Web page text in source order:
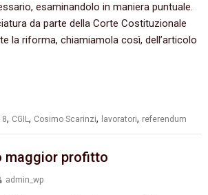
‬esaminandolo in maniera puntuale.‭
da parte della Corte Costituzionale
la riforma,‭ ‬chiamiamola così,‭ ‬dell’articolo‭
, CGIL, Cosimo Scarinzi, lavoratori, referendum
maggior profitto
admin_wp